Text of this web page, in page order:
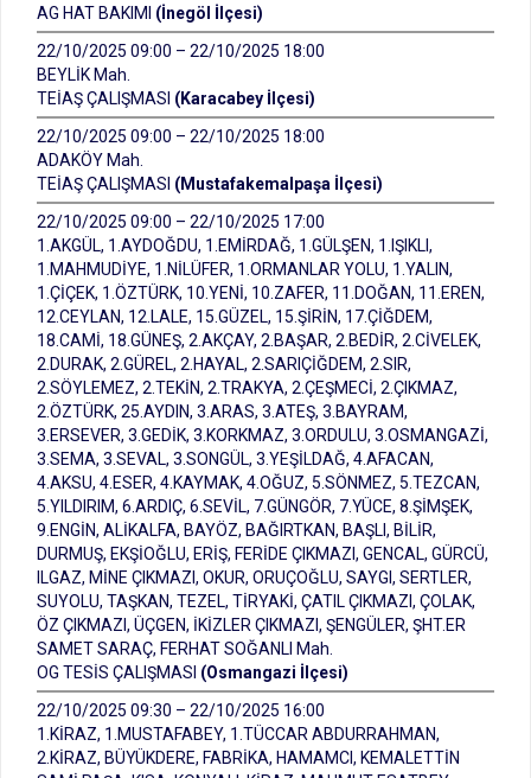
AG HAT BAKIMI (İnegöl İlçesi)
22/10/2025 09:00 – 22/10/2025 18:00
BEYLİK Mah.
TEİAŞ ÇALIŞMASI (Karacabey İlçesi)
22/10/2025 09:00 – 22/10/2025 18:00
ADAKÖY Mah.
TEİAŞ ÇALIŞMASI (Mustafakemalpaşa İlçesi)
22/10/2025 09:00 – 22/10/2025 17:00
1.AKGÜL, 1.AYDOĞDU, 1.EMİRDAĞ, 1.GÜLŞEN, 1.IŞIKLI,
1.MAHMUDİYE, 1.NİLÜFER, 1.ORMANLAR YOLU, 1.YALIN,
1.ÇİÇEK, 1.ÖZTÜRK, 10.YENİ, 10.ZAFER, 11.DOĞAN, 11.EREN,
12.CEYLAN, 12.LALE, 15.GÜZEL, 15.ŞİRİN, 17.ÇİĞDEM,
18.CAMİ, 18.GÜNEŞ, 2.AKÇAY, 2.BAŞAR, 2.BEDİR, 2.CİVELEK,
2.DURAK, 2.GÜREL, 2.HAYAL, 2.SARIÇİĞDEM, 2.SIR,
2.SÖYLEMEZ, 2.TEKİN, 2.TRAKYA, 2.ÇEŞMECİ, 2.ÇIKMAZ,
2.ÖZTÜRK, 25.AYDIN, 3.ARAS, 3.ATEŞ, 3.BAYRAM,
3.ERSEVER, 3.GEDİK, 3.KORKMAZ, 3.ORDULU, 3.OSMANGAZİ,
3.SEMA, 3.SEVAL, 3.SONGÜL, 3.YEŞİLDAĞ, 4.AFACAN,
4.AKSU, 4.ESER, 4.KAYMAK, 4.OĞUZ, 5.SÖNMEZ, 5.TEZCAN,
5.YILDIRIM, 6.ARDIÇ, 6.SEVİL, 7.GÜNGÖR, 7.YÜCE, 8.ŞİMŞEK,
9.ENGİN, ALİKALFA, BAYÖZ, BAĞIRTKAN, BAŞLI, BİLİR,
DURMUŞ, EKŞİOĞLU, ERİŞ, FERİDE ÇIKMAZI, GENCAL, GÜRCÜ,
ILGAZ, MİNE ÇIKMAZI, OKUR, ORUÇOĞLU, SAYGI, SERTLER,
SUYOLU, TAŞKAN, TEZEL, TİRYAKİ, ÇATIL ÇIKMAZI, ÇOLAK,
ÖZ ÇIKMAZI, ÜÇGEN, İKİZLER ÇIKMAZI, ŞENGÜLER, ŞHT.ER
SAMET SARAÇ, FERHAT SOĞANLI Mah.
OG TESİS ÇALIŞMASI (Osmangazi İlçesi)
22/10/2025 09:30 – 22/10/2025 16:00
1.KİRAZ, 1.MUSTAFABEY, 1.TÜCCAR ABDURRAHMAN,
2.KİRAZ, BÜYÜKDERE, FABRİKA, HAMAMCI, KEMALETTİN